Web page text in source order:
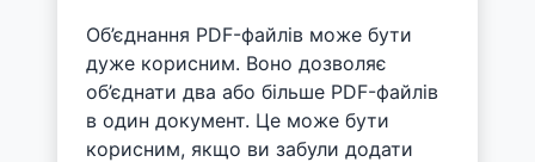
Об’єднання PDF-файлів може бути
дуже корисним. Воно дозволяє
об’єднати два або більше PDF-файлів
в один документ. Це може бути
корисним, якщо ви забули додати